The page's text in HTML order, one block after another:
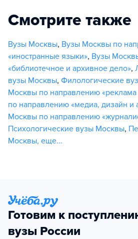
Смотрите также
Вузы Москвы, Вузы Москвы по
«иностранные языки», Вузы
«библиотечное и архивное дело»,
вузы Москвы, Филологические
Москвы по направлению «реклама
по направлению «медиа, дизайн и
Москвы по направлению
Психологические вузы Москвы,
Москвы, еще...
Готовим к
вузы России